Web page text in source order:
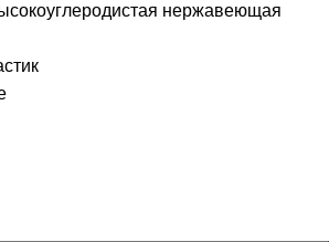
нержавеющая